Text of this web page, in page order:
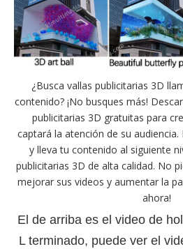
¿Busca vallas publicitarias 3D
contenido? ¡No busques más!
publicitarias 3D gratuitas para
captará la atención de su
y lleva tu contenido al siguiente
publicitarias 3D de alta calidad. No
mejorar sus videos y aumentar la
ahora!
El de arriba es el video de
L terminado, puede ver el